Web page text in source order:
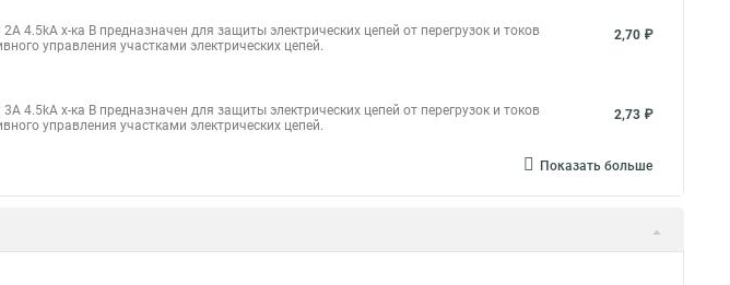
4.5kA х-ка B предназначен для защиты электрических цепей от перегрузок и токов
управления участками электрических цепей.
2,70 ₽
4.5kA х-ка B предназначен для защиты электрических цепей от перегрузок и токов
управления участками электрических цепей.
2,73 ₽
Показать больше